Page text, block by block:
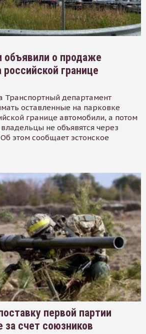
объявили о продаже
границе
Транспортный департамент
оставленные на парковке
границе автомобили, а потом
не объявятся через
этом сообщает эстонское
первой партии
за счет союзников